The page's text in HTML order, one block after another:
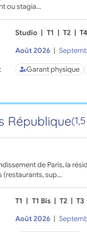
ou stagia…
Studio | T1 | T2 |
Août 2026 |
Garant physique
République
de Paris, la
(restaurants, sup…
T1 | T1 Bis | T2 | T3
Août 2026 |